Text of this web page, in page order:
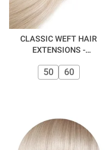
CLASSIC WEFT HAIR
EXTENSIONS -
50 60